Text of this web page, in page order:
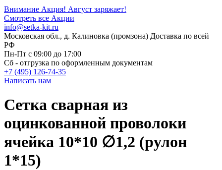
Внимание Акция! Август заряжает!
Смотреть все Акции
info@setka-kit.ru
Московская обл., д. Калиновка (промзона) Доставка по всей
РФ
Пн-Пт с 09:00 до 17:00
Сб - отгрузка по оформленным документам
+7 (495) 126-74-35
Написать нам
Сетка сварная из
оцинкованной проволоки
ячейка 10*10 ∅1,2 (рулон
1*15)